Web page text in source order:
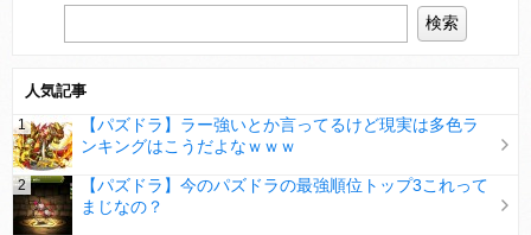
人気記事
【パズドラ】ラー強いとか言ってるけど現実は多色ラ
ンキングはこうだよなｗｗｗ
【パズドラ】今のパズドラの最強順位トップ3これって
まじなの？